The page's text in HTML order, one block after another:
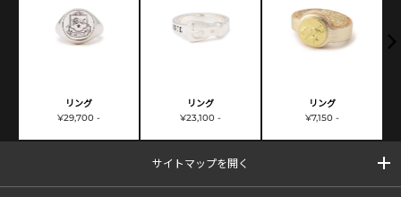
リング
¥29,700 -
リング
¥23,100 -
リング
¥7,150 -
サイトマップを開く